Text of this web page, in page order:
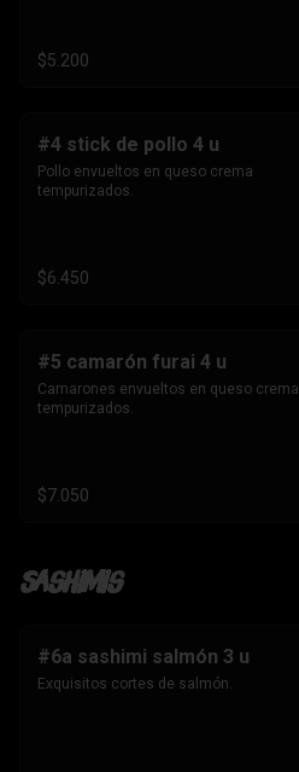
$5.200
#4 stick de pollo 4 u
Pollo envueltos en queso crema
tempurizados.
$6.450
#5 camarón furai 4 u
Camarones envueltos en queso crema
tempurizados.
$7.050
Sashimis
#6a sashimi salmón 3 u
Exquisitos cortes de salmón.